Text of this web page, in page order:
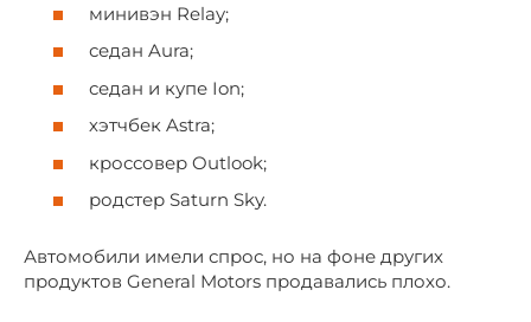
минивэн Relay;
седан Aura;
седан и купе Ion;
хэтчбек Astra;
кроссовер Outlook;
родстер Saturn Sky.
Автомобили имели спрос, но на фоне других
продуктов General Motors продавались плохо.